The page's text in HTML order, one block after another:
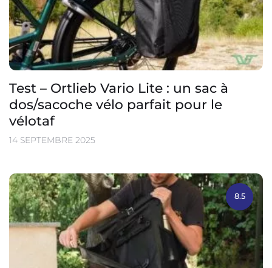
Test – Ortlieb Vario Lite : un sac à
dos/sacoche vélo parfait pour le
vélotaf
14 SEPTEMBRE 2025
8.5